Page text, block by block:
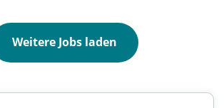
Weitere Jobs laden